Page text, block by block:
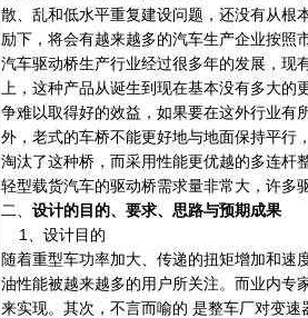
散、乱和低水平重复建设问题，还没有从根
励下，将会有越来越多的汽车生产企业按照
汽车驱动桥生产行业经过很多年的发展，现
上，这种产品从诞生到现在基本没有多大
争难以取得好的效益，如果要在这外行业有
外，老式的车桥不能更好地与地面保持平行
淘汰了这种桥，而采用性能更优越的多连杆
轻型载货汽车的驱动桥需求量非常大，许多
二、 设计的目的、要求、思路与预期成果
1、设计目的
随着重型车功率加大、传递的扭矩增加和速
油性能被越来越多的用户所关注。而业内专
来实现。其次，不言而喻的 是整车厂对变